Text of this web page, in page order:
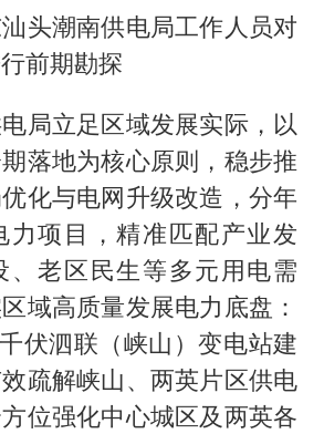
头潮南供电局工作人员对
前期勘探
局立足区域发展实际，以
落地为核心原则，稳步推
化与电网升级改造，分年
力项目，精准匹配产业发
、老区民生等多元用电需
域高质量发展电力底盘：
伏泗联（峡山）变电站建
疏解峡山、两英片区供电
位强化中心城区及两英各